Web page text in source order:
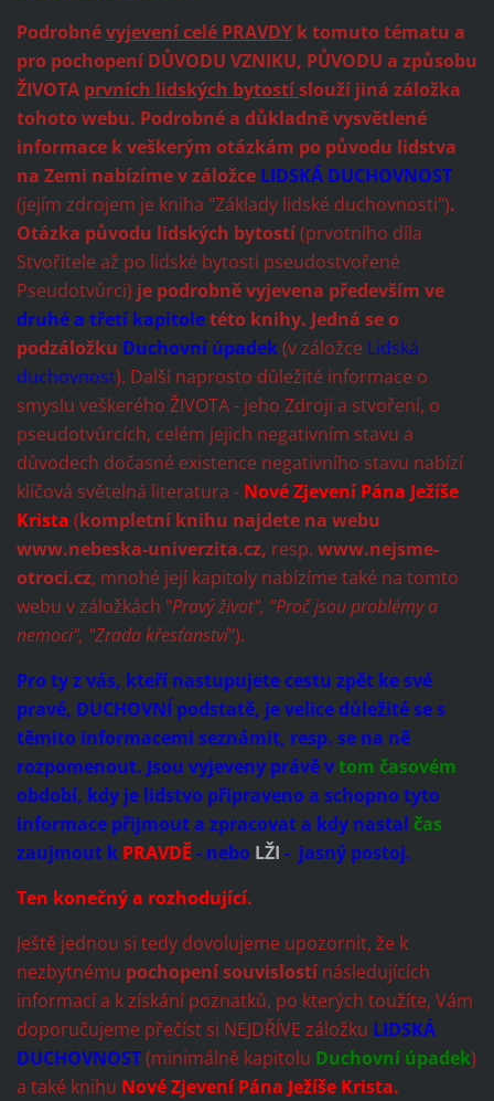
Podrobnévyjevení celé PRAVDYk tomuto tématu a
pro pochopení DŮVODU VZNIKU, PŮVODU a způsobu
ŽIVOTA prvních lidských bytostíslouží jiná záložka
tohoto webu. Podrobné a důkladně vysvětlené
informace k veškerým otázkám po původu lidstva
na Zemi nabízíme v záložce LIDSKÁ DUCHOVNOST
(jejím zdrojem je kniha "Základy lidské duchovnosti").
Otázka původu lidských bytostí(prvotního díla
Stvořitele až po lidské bytosti pseudostvořené
Pseudotvůrci) je podrobně vyjevena především ve
druhé a třetí kapitoletéto knihy. Jedná se o
podzáložku Duchovní úpadek(v záložce Lidská
duchovnost). Další naprosto důležité informace o
smyslu veškerého ŽIVOTA - jeho Zdroji a stvoření, o
pseudotvůrcích, celém jejich negativním stavu a
důvodech dočasné existence negativního stavu nabízí
klíčová světelná literatura - Nové Zjevení Pána Ježíše
Krista (kompletní knihu najdete na webu
www.nebeska-univerzita.cz, resp. www.nejsme-
otroci.cz, mnohé její kapitoly nabízíme také na tomto
webu v záložkách "Pravý život", "Proč jsou problémy a
nemoci", "Zrada křesťanství").
Pro ty z vás, kteří nastupujete cestu zpět ke své
pravé, DUCHOVNÍ podstatě, je velice důležité se s
těmito informacemi seznámit, resp. se na ně
rozpomenout. Jsou vyjeveny právě vtom časovém
období, kdy je lidstvo připraveno a schopno tyto
informace přijmout a zpracovat a kdy nastal čas
zaujmout k PRAVDĚ - nebo LŽI - jasný postoj.
Ten konečný a rozhodující.
Ještě jednou si tedy dovolujeme upozornit, že k
nezbytnému pochopení souvislostínásledujících
informací a k získání poznatků, po kterých toužíte, Vám
doporučujeme přečíst si NEJDŘÍVE záložku LIDSKÁ
DUCHOVNOST(minimálně kapitolu Duchovní úpadek)
a také knihu Nové Zjevení Pána Ježíše Krista.